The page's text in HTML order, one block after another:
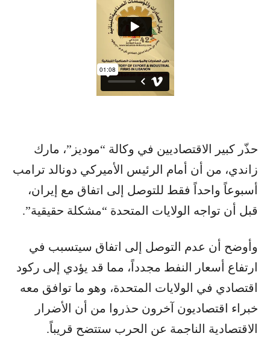
حذّر كبير الاقتصاديين في وكالة “موديز”، مارك
زاندي، من أن أمام الرئيس الأميركي دونالد ترامب
أسبوعاً واحداً فقط للتوصل إلى اتفاق مع إيران،
قبل أن تواجه الولايات المتحدة “مشكلة حقيقية”.
وأوضح أن عدم التوصل إلى اتفاق سيتسبب في
ارتفاع أسعار النفط مجدداً، مما قد يؤدي إلى ركود
اقتصادي في الولايات المتحدة، وهو ما توافق معه
خبراء اقتصاديون آخرون حذروا من أن الأضرار
الاقتصادية الناجمة عن الحرب ستتضح قريباً.